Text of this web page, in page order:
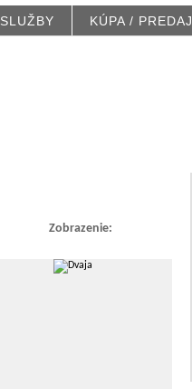
SLUŽBY KÚPA / PREDAJ
Zobrazenie: